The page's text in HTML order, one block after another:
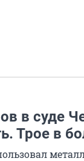
в суде
Трое в